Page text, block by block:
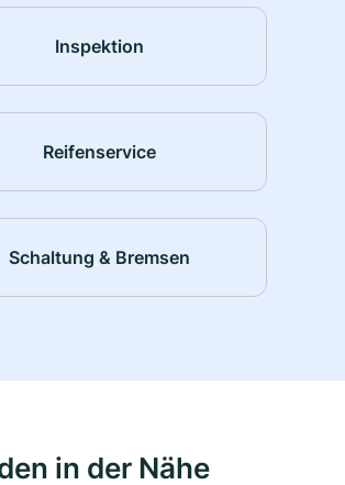
Inspektion
Reifenservice
Schaltung & Bremsen
in der Nähe